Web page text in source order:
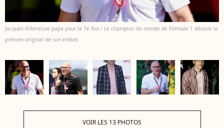
Jacques Villeneuve papa pour la 7e fois ! Le champion du monde de Formule 1 dévoile le
prénom original de son enfant
VOIR LES 13 PHOTOS